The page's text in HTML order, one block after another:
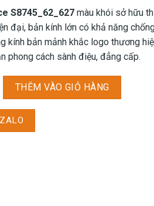
S8745_62_627màu khói sở hữu
đại, bản kính lớn có khả năng
kính bản mảnh khắc logo thương
phong cách sành điệu, đẳng cấp.
S8745_62_627 số lượng
THÊM VÀO GIỎ HÀNG